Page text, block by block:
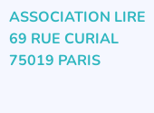
ASSOCIATION LIRE
69 RUE CURIAL
75019 PARIS